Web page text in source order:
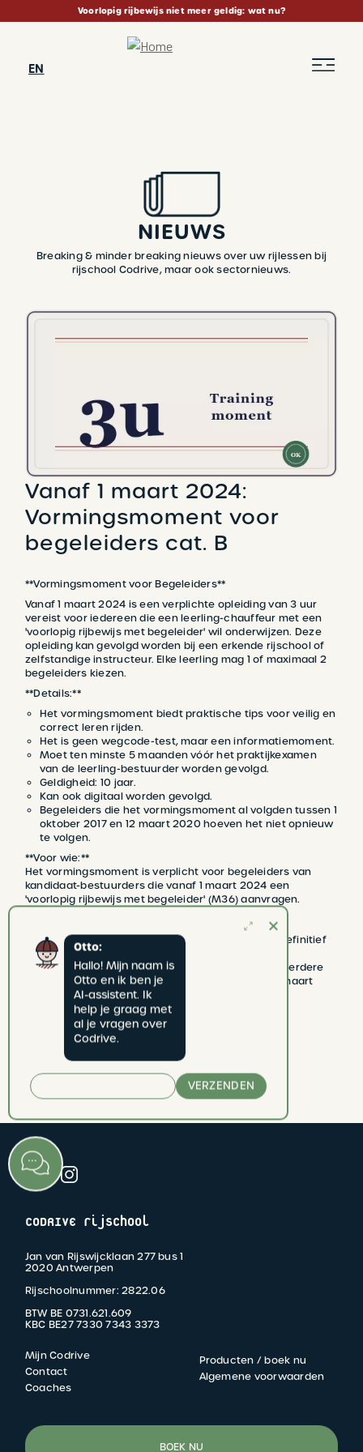
content
Voorlopig rijbewijs niet meer geldig: wat nu?
EN
NIEUWS
Breaking & minder breaking nieuws over uw rijlessen bij
rijschool Codrive, maar ook sectornieuws.
Vanaf 1 maart 2024:
Vormingsmoment voor
begeleiders cat. B
**Vormingsmoment voor Begeleiders**
Vanaf 1 maart 2024 is een verplichte opleiding van 3 uur
vereist voor iedereen die een leerling-chauffeur met een
'voorlopig rijbewijs met begeleider' wil onderwijzen. Deze
opleiding kan gevolgd worden bij een erkende rijschool of
zelfstandige instructeur. Elke leerling mag 1 of maximaal 2
begeleiders kiezen.
**Details:**
Het vormingsmoment biedt praktische tips voor veilig en
correct leren rijden.
Het is geen wegcode-test, maar een informatiemoment.
Moet ten minste 5 maanden vóór het praktijkexamen
van de leerling-bestuurder worden gevolgd.
Geldigheid: 10 jaar.
Kan ook digitaal worden gevolgd.
Begeleiders die het vormingsmoment al volgden tussen 1
oktober 2017 en 12 maart 2020 hoeven het niet opnieuw
te volgen.
**Voor wie:**
Het vormingsmoment is verplicht voor begeleiders van
kandidaat-bestuurders die vanaf 1 maart 2024 een
'voorlopig rijbewijs met begeleider' (M36) aanvragen.
De prijs van het vormingsmoment wordt later definitief
vastgesteld.
Het initiatief wordt opnieuw ingevoerd na een eerdere
verplichte periode tussen 1 oktober 2017 en 12 maart
vorig nieuwsbericht volgend nieuwsbericht
TERUG NAAR NIEUWS
Otto:
Hallo! Mijn naam is
Otto en ik ben je
AI-assistent. Ik
help je graag met
al je vragen over
Codrive.
VERZENDEN
CODRIVE rijschool
Jan van Rijswijcklaan 277 bus 1
2020 Antwerpen
Rijschoolnummer: 2822.06
BTW BE 0731.621.609
KBC BE27 7330 7343 3373
FOOTER
Mijn Codrive
Contact
Coaches
Producten / boek nu
Algemene voorwaarden
BOEK NU